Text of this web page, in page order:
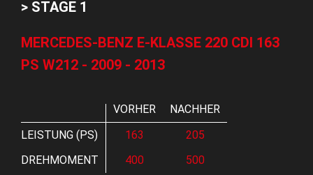
> STAGE 1
MERCEDES-BENZ E-KLASSE 220 CDI 163
PS W212 - 2009 - 2013
VORHER
NACHHER
LEISTUNG (PS)
163
205
DREHMOMENT
400 500